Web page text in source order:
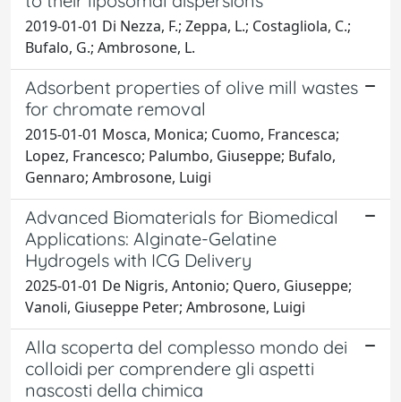
2019-01-01 Di Nezza, F.; Zeppa, L.; Costagliola, C.;
Bufalo, G.; Ambrosone, L.
Adsorbent properties of olive mill wastes
for chromate removal
2015-01-01 Mosca, Monica; Cuomo, Francesca;
Lopez, Francesco; Palumbo, Giuseppe; Bufalo,
Gennaro; Ambrosone, Luigi
Advanced Biomaterials for Biomedical
Applications: Alginate-Gelatine
Hydrogels with ICG Delivery
2025-01-01 De Nigris, Antonio; Quero, Giuseppe;
Vanoli, Giuseppe Peter; Ambrosone, Luigi
Alla scoperta del complesso mondo dei
colloidi per comprendere gli aspetti
nascosti della chimica